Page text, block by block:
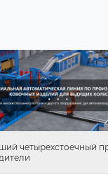
четырехстоечный